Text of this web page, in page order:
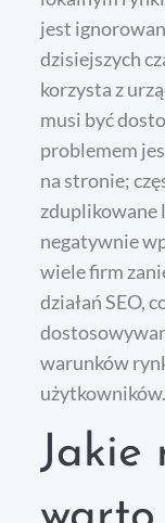
jest
dzisiejszych
korzysta z
musi być
problemem
na stronie;
zduplikowane
negatywnie
wiele firm
działań SEO,
warunków
użytkowników.
Jakie